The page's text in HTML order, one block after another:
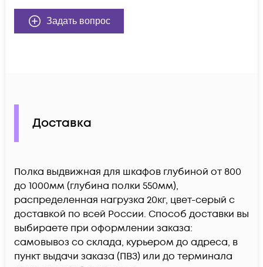
Задать вопрос
Доставка
Полка выдвижная для шкафов глубиной от 800
до 1000мм (глубина полки 550мм),
распределенная нагрузка 20кг, цвет-серый c
доставкой по всей России. Способ доставки вы
выбираете при оформлении заказа:
самовывоз со склада, курьером до адреса, в
пункт выдачи заказа (ПВЗ) или до терминала